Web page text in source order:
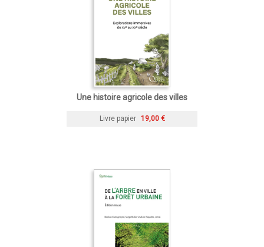
Une histoire agricole des villes
Livre papier 19,00 €